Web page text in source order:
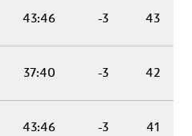
43:46 -3 43
37:40 -3 42
43:46 -3 41